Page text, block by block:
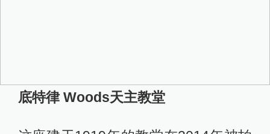
底特律 Woods天主教堂